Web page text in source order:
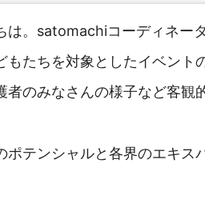
は。satomachiコーディネー
もたちを対象としたイベント
者のみなさんの様子など客観
ポテンシャルと各界のエキス